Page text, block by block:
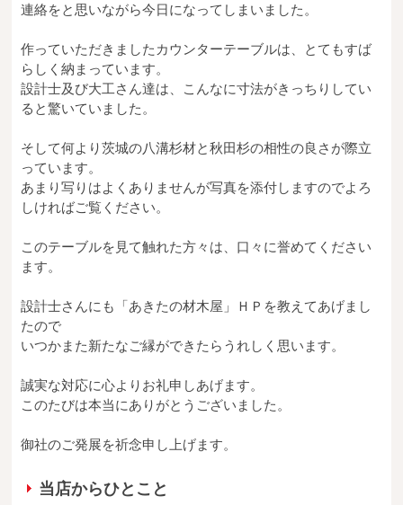
商品検索
連絡をと思いながら今日になってしまいました。
作っていただきましたカウンターテーブルは、とてもすば
らしく納まっています。
設計士及び大工さん達は、こんなに寸法がきっちりしてい
ると驚いていました。
そして何より茨城の八溝杉材と秋田杉の相性の良さが際立
っています。
あまり写りはよくありませんが写真を添付しますのでよろ
しければご覧ください。
このテーブルを見て触れた方々は、口々に誉めてください
ます。
設計士さんにも「あきたの材木屋」ＨＰを教えてあげまし
たので
いつかまた新たなご縁ができたらうれしく思います。
誠実な対応に心よりお礼申しあげます。
このたびは本当にありがとうございました。
御社のご発展を祈念申し上げます。
当店からひとこと